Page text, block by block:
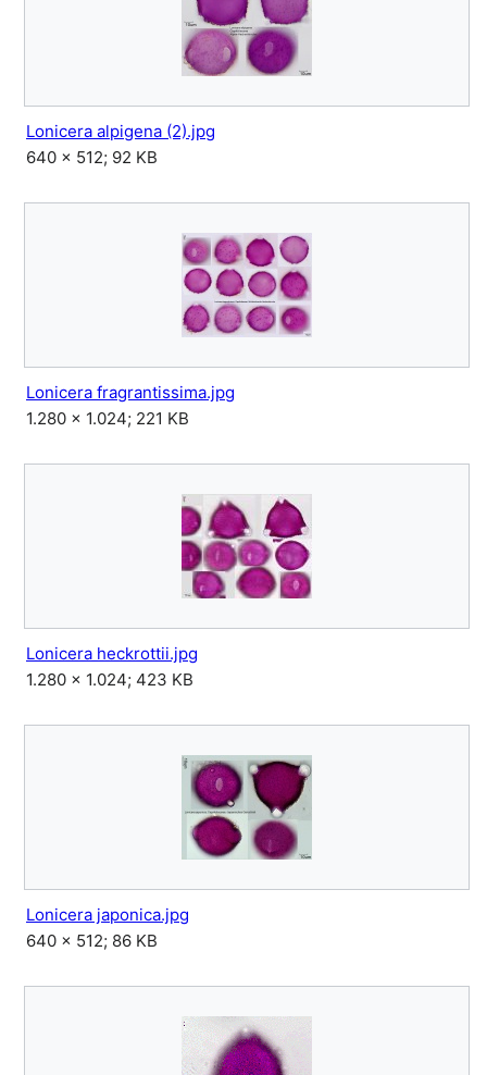
Lonicera alpigena (2).jpg
640 × 512; 92 KB
Lonicera fragrantissima.jpg
1.280 × 1.024; 221 KB
Lonicera heckrottii.jpg
1.280 × 1.024; 423 KB
Lonicera japonica.jpg
640 × 512; 86 KB